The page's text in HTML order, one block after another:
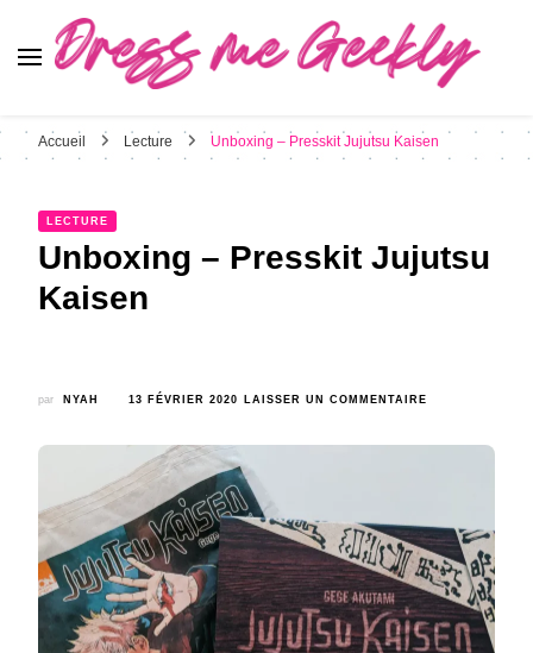
Accueil Lecture Unboxing – Presskit Jujutsu Kaisen
LECTURE
Unboxing – Presskit Jujutsu
Kaisen
par NYAH 13 FÉVRIER 2020 LAISSER UN COMMENTAIRE